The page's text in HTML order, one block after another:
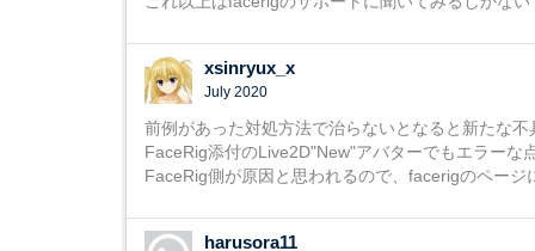
xsinryux_x
July 2020
前例があった対処方法で治らないとなると新たな不
FaceRig添付のLive2D"New"アバターでもエラーな
FaceRig側が原因と思われるので、facerigのペー
harusora11